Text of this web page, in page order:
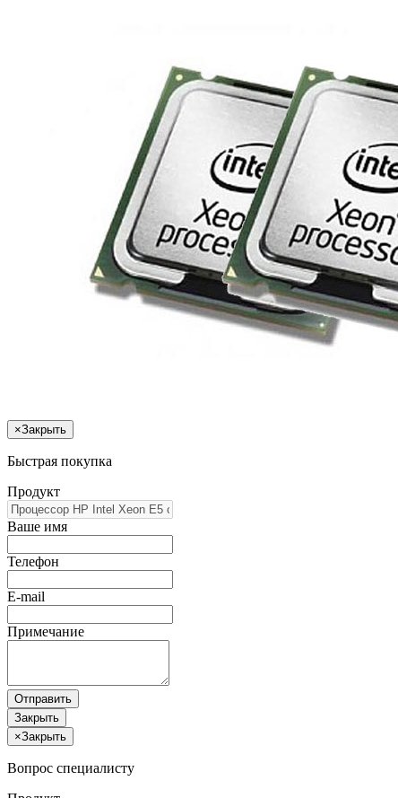
×Закрыть
Быстрая покупка
Продукт
Ваше имя
Телефон
E-mail
Примечание
Отправить
Закрыть
×Закрыть
Вопрос специалисту